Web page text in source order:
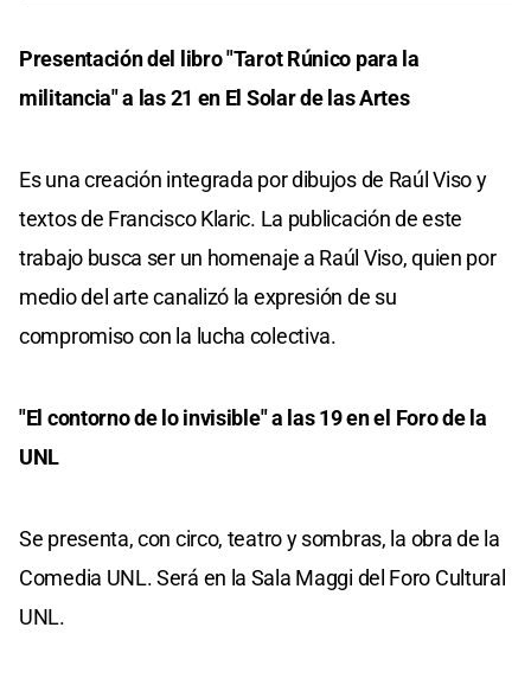
Presentación del libro "Tarot Rúnico para la
militancia" a las 21 en El Solar de las Artes
Es una creación integrada por dibujos de Raúl Viso y
textos de Francisco Klaric. La publicación de este
trabajo busca ser un homenaje a Raúl Viso, quien por
medio del arte canalizó la expresión de su
compromiso con la lucha colectiva.
"El contorno de lo invisible" a las 19 en el Foro de la
UNL
Se presenta, con circo, teatro y sombras, la obra de la
Comedia UNL. Será en la Sala Maggi del Foro Cultural
UNL.